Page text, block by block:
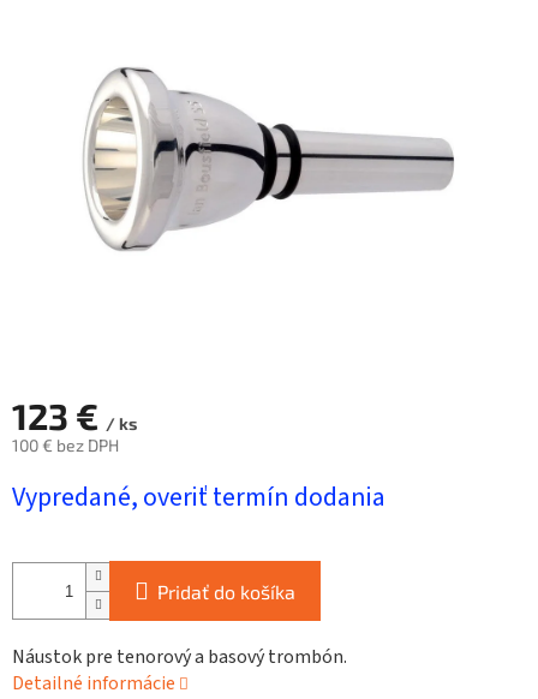
hviezdičiek.
123 € / ks
100 € bez DPH
cena:
Vypredané, overiť termín dodania
Pridať do košíka
Náustok pre tenorový a basový trombón.
Detailné informácie